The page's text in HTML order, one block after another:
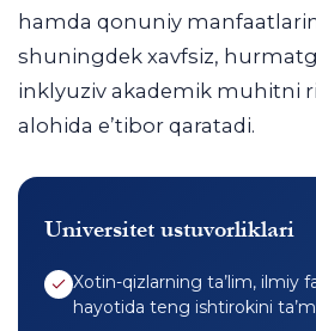
hamda qonuniy
shuningdek xavfsiz,
inklyuziv akademik muhitni
alohida e’tibor qaratadi.
Universitet ustuvorliklari
Xotin-qizlarning ta’lim, ilmiy
hayotida teng ishtirokini